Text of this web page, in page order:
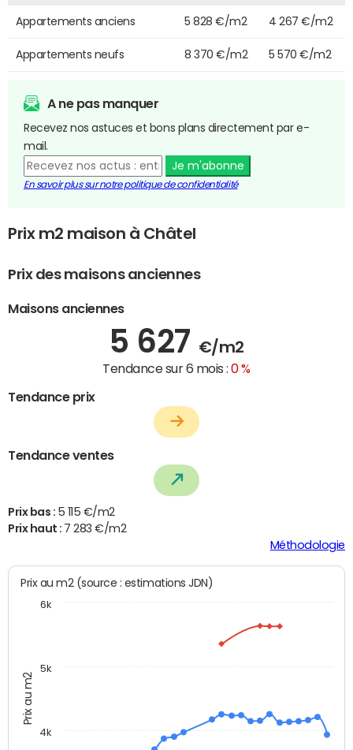
Appartements anciens 5 828 €/m2 4 267 €/m2
Appartements neufs 8 370 €/m2 5 570 €/m2
A ne pas manquer
Recevez nos astuces et bons plans directement par e-
mail.
Je m'abonne
En savoir plus sur notre politique de confidentialité
Prix m2 maison à Châtel
Prix des maisons anciennes
Maisons anciennes
5 627 €/m2
Tendance sur 6 mois :0 %
Tendance prix
Tendance ventes
Prix bas : 5 115 €/m2
Prix haut : 7 283 €/m2
Méthodologie
Prix au m2
Prix au m2 (source : estimations JDN)
4k
5k
6k